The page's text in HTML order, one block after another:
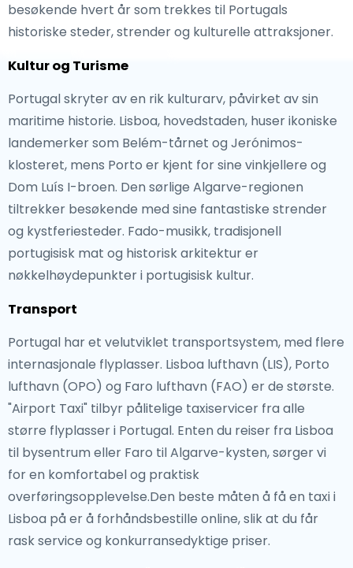
besøkende hvert år som trekkes til Portugals
historiske steder, strender og kulturelle attraksjoner.
Kultur og Turisme
Portugal skryter av en rik kulturarv, påvirket av sin
maritime historie. Lisboa, hovedstaden, huser ikoniske
landemerker som Belém-tårnet og Jerónimos-
klosteret, mens Porto er kjent for sine vinkjellere og
Dom Luís I-broen. Den sørlige Algarve-regionen
tiltrekker besøkende med sine fantastiske strender
og kystferiesteder. Fado-musikk, tradisjonell
portugisisk mat og historisk arkitektur er
nøkkelhøydepunkter i portugisisk kultur.
Transport
Portugal har et velutviklet transportsystem, med flere
internasjonale flyplasser. Lisboa lufthavn (LIS), Porto
lufthavn (OPO) og Faro lufthavn (FAO) er de største.
"Airport Taxi" tilbyr pålitelige taxiservicer fra alle
større flyplasser i Portugal. Enten du reiser fra Lisboa
til bysentrum eller Faro til Algarve-kysten, sørger vi
for en komfortabel og praktisk
overføringsopplevelse.Den beste måten å få en taxi i
Lisboa på er å forhåndsbestille online, slik at du får
rask service og konkurransedyktige priser.